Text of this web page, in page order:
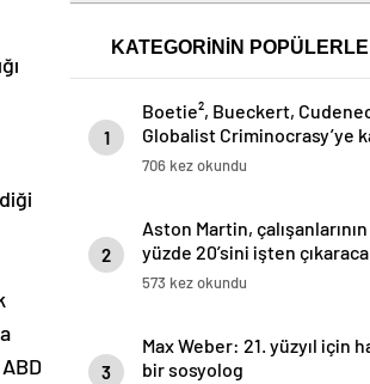
KATEGORİNİN
1
Boetie², Bueckert,
Globalist Criminocrasy’ye
direniş olarak anarşizm ve
706 kez okundu
2
Aston Martin, çalışanlarının
yüzde 20’sini işten
573 kez okundu
3
Max Weber: 21. yüzyıl için
bir sosyolog